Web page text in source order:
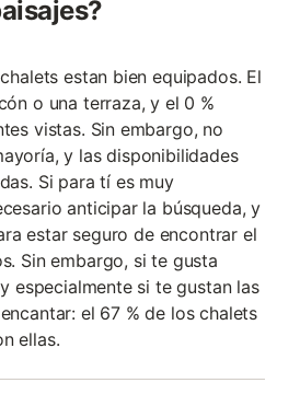
estan bien equipados. El
o una terraza, y el 0 %
vistas. Sin embargo, no
y las disponibilidades
Si para tí es muy
anticipar la búsqueda, y
estar seguro de encontrar el
Sin embargo, si te gusta
especialmente si te gustan las
el 67 % de los chalets
ellas.